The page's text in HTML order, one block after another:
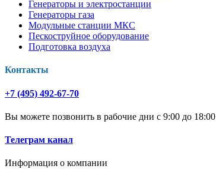
Генераторы и электростанции
Генераторы газа
Модульные станции МКС
Пескоструйное оборудование
Подготовка воздуха
Контакты
+7 (495) 492-67-70
Вы можете позвонить в рабочие дни с 9:00 до 18:00
Телеграм канал
Информация о компании